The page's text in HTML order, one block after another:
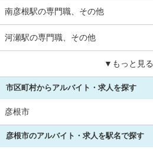
南彦根駅の専門職、その他
河瀬駅の専門職、その他
▼もっと見る
市区町村からアルバイト・求人を探す
彦根市
彦根市のアルバイト・求人を駅名で探す